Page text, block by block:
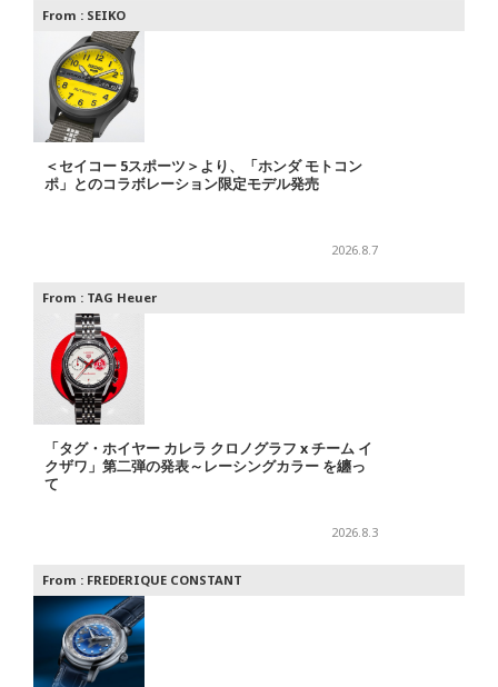
From : SEIKO
＜セイコー 5スポーツ＞より、「ホンダ モトコン
ポ」とのコラボレーション限定モデル発売
2026.8.7
From : TAG Heuer
「タグ・ホイヤー カレラ クロノグラフ x チーム イ
クザワ」第二弾の発表～レーシングカラー を纏っ
て
2026.8.3
From : FREDERIQUE CONSTANT